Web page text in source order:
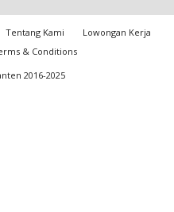
Tentang Kami
Lowongan Kerja
& Conditions
2016-2025